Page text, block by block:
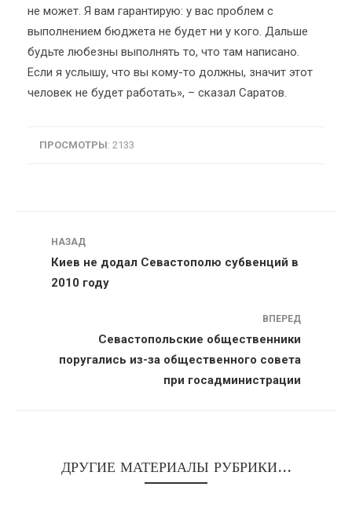
не может. Я вам гарантирую: у вас проблем с
выполнением бюджета не будет ни у кого. Дальше
будьте любезны выполнять то, что там написано.
Если я услышу, что вы кому-то должны, значит этот
человек не будет работать», – сказал Саратов.
ПРОСМОТРЫ: 2133
Навигация
НАЗАД
Киев не додал Севастополю субвенций в
2010 году
ВПЕРЕД
Севастопольские общественники
поругались из-за общественного совета
при госадминистрации
ДРУГИЕ МАТЕРИАЛЫ РУБРИКИ...